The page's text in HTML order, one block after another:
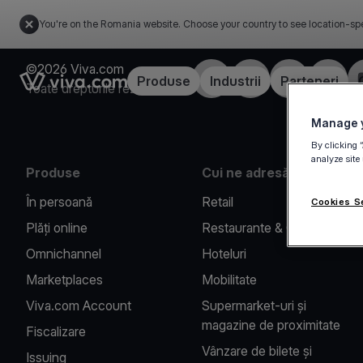
You're on the Romania website. Choose your country to see location-
Link to the homepageProduse Industrii Parteneri
©2026 Viva.com
Toate drepturile rezervate
Facebook
X LinkedIn
Produse
În persoană
Plăți online
Omnichannel
Marketplaces
Viva.com Account
Fiscalizare
Issuing
Cui ne adresăm
Retail
Restaurante & Cafenele
Hoteluri
Mobilitate
Supermarket-uri și
magazine de proximitate
Vânzare de bilete și
Manage
By clicking
analyze
Cookies